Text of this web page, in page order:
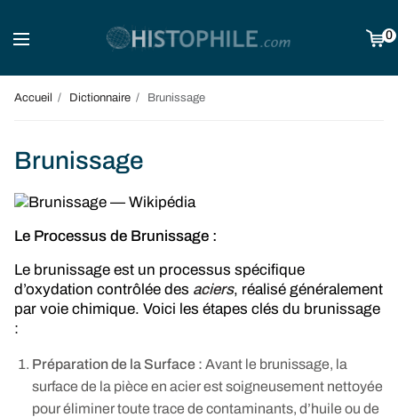
0
Accueil Dictionnaire Brunissage
Brunissage
Le Processus de Brunissage :
Le brunissage est un processus spécifique
d’oxydation contrôlée des aciers, réalisé généralement
par voie chimique. Voici les étapes clés du brunissage
:
Préparation de la Surface : Avant le brunissage, la
surface de la pièce en acier est soigneusement nettoyée
pour éliminer toute trace de contaminants, d’huile ou de